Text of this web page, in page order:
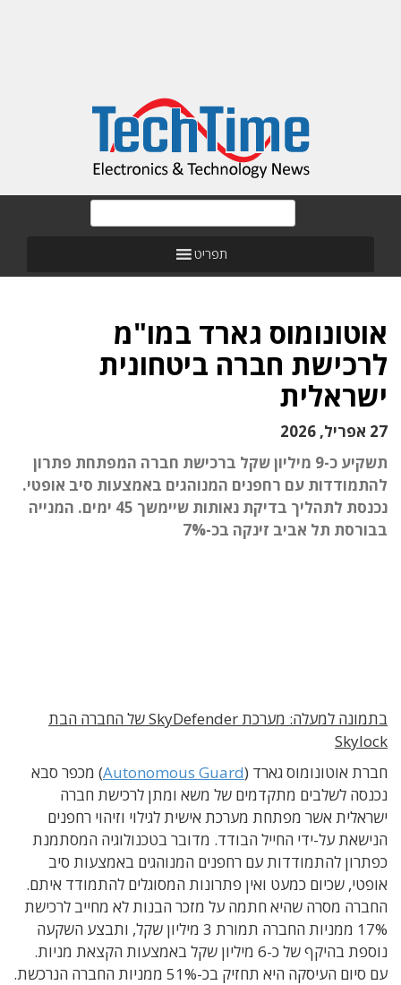
תפריט
אוטונומוס גארד במו"מ
לרכישת חברה ביטחונית
ישראלית
27 אפריל, 2026
תשקיע כ-9 מיליון שקל ברכישת חברה המפתחת פתרון
להתמודדות עם רחפנים המנוהגים באמצעות סיב אופטי.
נכנסת לתהליך בדיקת נאותות שיימשך 45 ימים. המנייה
בבורסת תל אביב זינקה בכ-7%
בתמונה למעלה: מערכת SkyDefender של החברה הבת
Skylock
חברת אוטונומוס גארד (Autonomous Guard) מכפר סבא
נכנסה לשלבים מתקדמים של משא ומתן לרכישת חברה
ישראלית אשר מפתחת מערכת אישית לגילוי וזיהוי רחפנים
הנישאת על-ידי החייל הבודד. מדובר בטכנולוגיה המסתמנת
כפתרון להתמודדות עם רחפנים המנוהגים באמצעות סיב
אופטי, שכיום כמעט ואין פתרונות המסוגלים להתמודד איתם.
החברה מסרה שהיא חתמה על מזכר הבנות לא מחייב לרכישת
17% ממניות החברה תמורת 3 מיליון שקל, ותבצע השקעה
נוספת בהיקף של כ-6 מיליון שקל באמצעות הקצאת מניות.
עם סיום העיסקה היא תחזיק בכ-51% ממניות החברה הנרכשת.